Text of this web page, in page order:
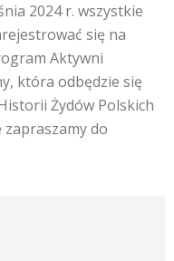
2024 r. wszystkie
się na
Aktywni
która odbędzie się
Żydów Polskich
zapraszamy do